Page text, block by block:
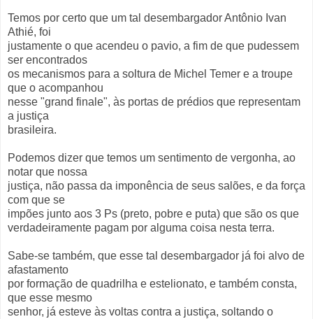
Temos por certo que um tal desembargador Antônio Ivan
Athié, foi
justamente o que acendeu o pavio, a fim de que pudessem
ser encontrados
os mecanismos para a soltura de Michel Temer e a troupe
que o acompanhou
nesse "grand finale", às portas de prédios que representam
a justiça
brasileira.
Podemos dizer que temos um sentimento de vergonha, ao
notar que nossa
justiça, não passa da imponência de seus salões, e da força
com que se
impões junto aos 3 Ps (preto, pobre e puta) que são os que
verdadeiramente pagam por alguma coisa nesta terra.
Sabe-se também, que esse tal desembargador já foi alvo de
afastamento
por formação de quadrilha e estelionato, e também consta,
que esse mesmo
senhor, já esteve às voltas contra a justiça, soltando o